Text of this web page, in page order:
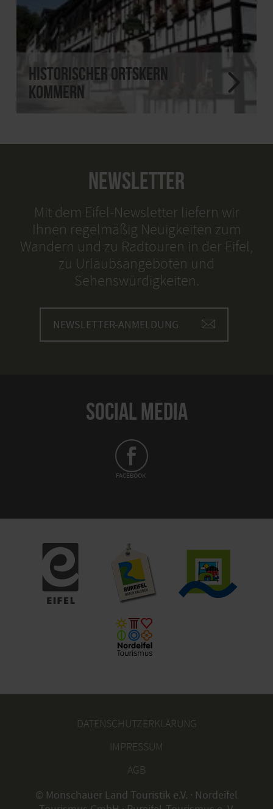
Historischer Ortskern
Kommern
NEWSLETTER
Mit dem Eifel-Newsletter liefern wir
Ihnen regelmäßig Neuigkeiten zum
Wandern und zu Radtouren in der Eifel,
zu Urlaubsangeboten und
Sehenswürdigkeiten.
NEWSLETTER-ANMELDUNG
SOCIAL MEDIA
FACEBOOK
DATENSCHUTZERKLÄRUNG
IMPRESSUM
AGB
© Monschauer Land Touristik e.V. · Nordeifel